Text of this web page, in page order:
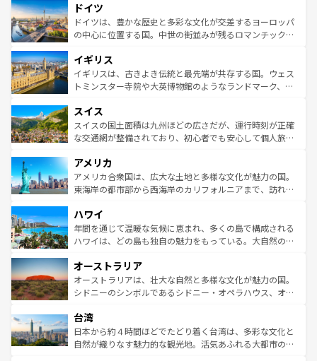
の城塞都市、穏やかなビーチリゾートまで多彩な表情を見
せる。地方によって風土や気候が異なるスペインはその個
性で訪れる人を魅了する。 なお、新着のスペイン情報はコ
で、幅広い魅力が詰まっている。華麗な宮殿、歴史的な大
聖堂、美しいビーチ、そして豊かな自然が、訪れる者を心
から魅了する。また、フランスは美食の国としても知ら
いる。シャンパンの発祥地であるランス、プロヴァンスの
香り高いラベンダー畑など、多彩な楽しみ方が可能だ。さ
らに、パリ以外の地域にも魅力が溢れており、どの街角に
れる地方に足を運ぶとそれぞれで全く異なる文化を体験で
きるだろう。 なお、新着のフランス情報はコンテンツ一覧
を参照してほしい。
ドイツ
ドイツは、豊かな歴史と多彩な文化が交差するヨーロッパ
の中心に位置する国。中世の街並みが残るロマンチック街
顔を持つこの国は、どこを歩いても飽きることがない。ベ
ルリンの文化的活気、バイエルン州のアルプスの絶景、そ
してライン川沿いのワイン畑といった風景は必見。ビール
は、お酒好きな人にはぜひ体験してほしい。 なお、新着の
ドイツ情報はコンテンツ一覧を参照してほしい。
イギリス
イギリスは、古きよき伝統と最先端が共存する国。ウェス
トミンスター寺院や大英博物館のようなランドマーク、歴
リアごとに異なる魅力がある。また、優雅なアフタヌーン
ティー、ビール好きにはたまらない英国パブ、サッカー観
戦など、本場だからこそできる体験も豊富。イギリスを旅
ンツ一覧を参照してほしい。
スイス
スイスの国土面積は九州ほどの広さだが、運行時刻が正確
な交通網が整備されており、初心者でも安心して個人旅行
の建物がそのまま残る町や、スイスならではのユニークな
博物館もあり、アルプス観光だけでなく町歩きも満喫する
ことができる。国民の所得が高いため物価も高いが、旅行
ば市内交通費無料で観光を楽しむこともできる。 なお、新
着のスイス情報はコンテンツ一覧 を参照してほしい。
アメリカ
アメリカ合衆国は、広大な土地と多様な文化が魅力の国。
東海岸の都市部から西海岸のカリフォルニアまで、訪れる
のような巨大都市は、観光、ショッピング、エンターテイ
ンメントが詰まった刺激的なスポットだ。一方、アメリカ
西部には大自然が広がり、グランドキャニオンやイエロー
部のニューオーリンズでは、音楽と美食が融合した独特の
文化が魅力。旅行者はアメリカの各地域で異なる魅力を楽
しみながら、その多様性と豊かな歴史を感じることができ
ならではの贅沢な旅のスタイルだ。 なお、新着のアメリカ
情報はコンテンツ一覧を参照してほしい。
ハワイ
年間を通じて温暖な気候に恵まれ、多くの島で構成される
ハワイは、どの島も独自の魅力をもっている。大自然の神
ワイ島は見逃せない。また、定番の観光地といえばオアフ
島だが、静かな自然を求めるならマウイ島やカウアイ島が
おすすめ。エメラルドグリーンに輝く海をはじめ、豊かな
れるおもてなしの心で訪れる人々を迎えてくれるハワイの
人々、おいしいローカルフードやハワイアンミュージッ
ク、伝統的なフラダンスなど、すべてがハワイの魅力を彩
オーストラリア
オーストラリアは、壮大な自然と多様な文化が魅力の国。
シドニーのシンボルであるシドニー・オペラハウス、オー
リアリーフや大陸中央部にそびえるウルル（エアーズロッ
ク）、タスマニアの美しい原生林やケアンズの熱帯雨林な
ど、見どころがたくさん。また、カフェやワイン、オージ
台湾
日本から約４時間ほどでたどり着く台湾は、多彩な文化と
自然が織りなす魅力的な観光地。活気あふれる大都市の台